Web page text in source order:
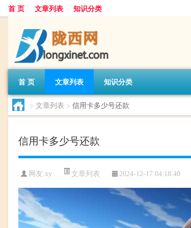
首 页 文章列表 知识分类
首 页 文章列表 知识分类
> 文章列表 > 信用卡多少号还款
信用卡多少号还款
网友:xy 文章列表 2024-12-17 04:18:40